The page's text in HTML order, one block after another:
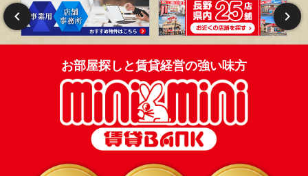
お部屋探しと賃貸経営の強い味方